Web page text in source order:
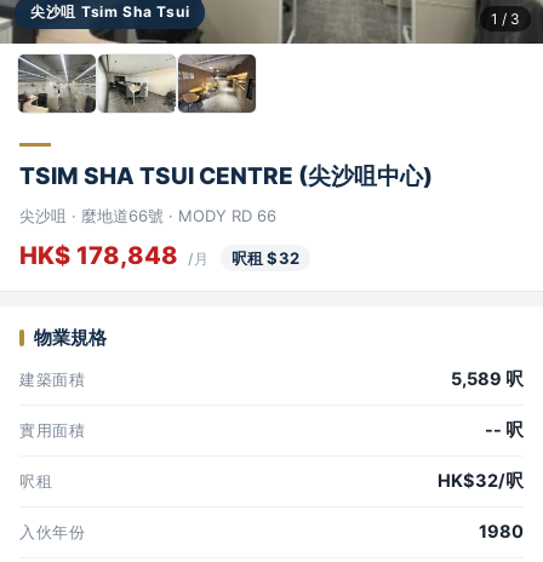
尖沙咀 Tsim Sha Tsui 1 / 3
TSIM SHA TSUI CENTRE (尖沙咀中心)
尖沙咀 · 麼地道66號 · MODY RD 66
HK$ 178,848 /月 呎租 $32
物業規格
建築面積 5,589 呎
實用面積 -- 呎
呎租 HK$32/呎
入伙年份 1980